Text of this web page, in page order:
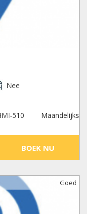
Nee
510
Maandelijks
BOEK NU
Goed